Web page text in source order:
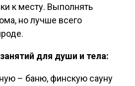
к месту. Выполнять
но лучше всего
для души и тела:
– баню, финскую сауну